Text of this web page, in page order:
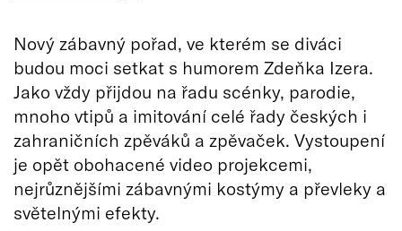
Nový zábavný pořad, ve kterém se diváci
budou moci setkat s humorem Zdeňka Izera.
Jako vždy přijdou na řadu scénky, parodie,
mnoho vtipů a imitování celé řady českých i
zahraničních zpěváků a zpěvaček. Vystoupení
je opět obohacené video projekcemi,
nejrůznějšími zábavnými kostýmy a převleky a
světelnými efekty.